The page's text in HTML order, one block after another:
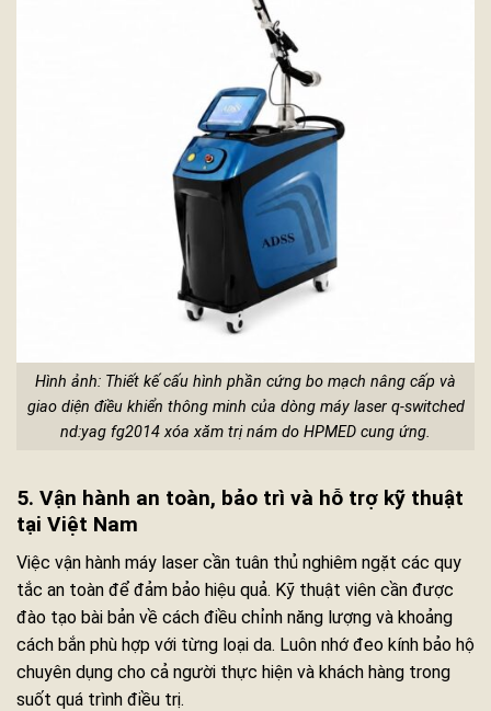
Hình ảnh: Thiết kế cấu hình phần cứng bo mạch nâng cấp và
giao diện điều khiển thông minh của dòng máy laser q-switched
nd:yag fg2014 xóa xăm trị nám do HPMED cung ứng.
5. Vận hành an toàn, bảo trì và hỗ trợ kỹ thuật
tại Việt Nam
Việc vận hành máy laser cần tuân thủ nghiêm ngặt các quy
tắc an toàn để đảm bảo hiệu quả. Kỹ thuật viên cần được
đào tạo bài bản về cách điều chỉnh năng lượng và khoảng
cách bắn phù hợp với từng loại da. Luôn nhớ đeo kính bảo hộ
chuyên dụng cho cả người thực hiện và khách hàng trong
suốt quá trình điều trị.